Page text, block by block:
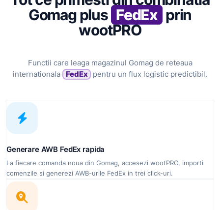
Gomag plus FedEx prin
wootPRO
Functii care leaga magazinul Gomag de reteaua
internationala FedEx pentru un flux logistic predictibil.
Generare AWB FedEx rapida
La fiecare comanda noua din Gomag, accesezi wootPRO, importi
comenzile si generezi AWB-urile FedEx in trei click-uri.